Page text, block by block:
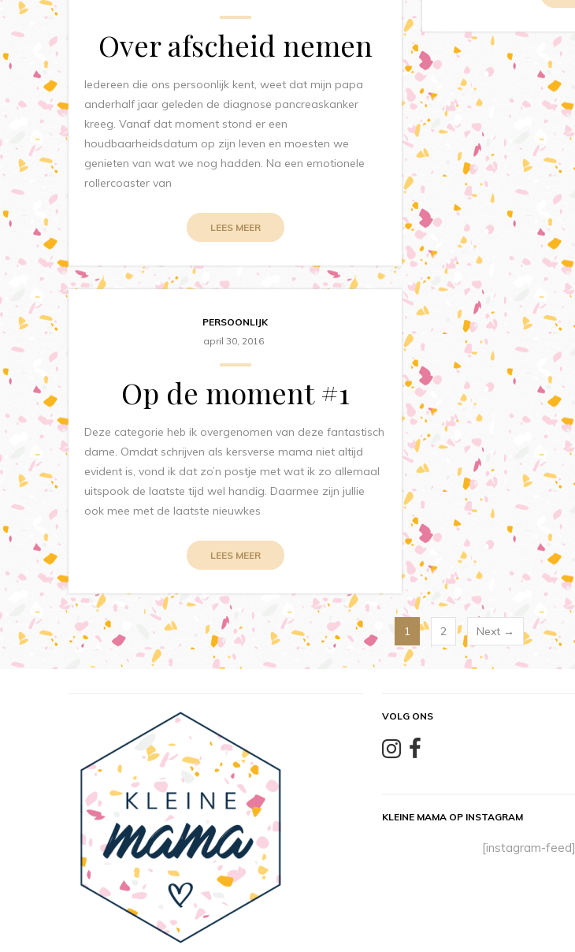
Over afscheid nemen
Iedereen die ons persoonlijk kent, weet dat mijn papa
anderhalf jaar geleden de diagnose pancreaskanker
kreeg. Vanaf dat moment stond er een
houdbaarheidsdatum op zijn leven en moesten we
genieten van wat we nog hadden. Na een emotionele
rollercoaster van
LEES MEER
PERSOONLIJK
april 30, 2016
Op de moment #1
Deze categorie heb ik overgenomen van deze fantastisch
dame. Omdat schrijven als kersverse mama niet altijd
evident is, vond ik dat zo’n postje met wat ik zo allemaal
uitspook de laatste tijd wel handig. Daarmee zijn jullie
ook mee met de laatste nieuwkes
LEES MEER
Berichten
paginering
1 2 Next →
VOLG ONS
KLEINE MAMA OP INSTAGRAM
[instagram-feed]